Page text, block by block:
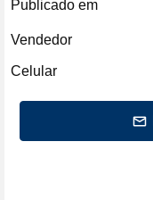
Publicado em
Vendedor
Celular